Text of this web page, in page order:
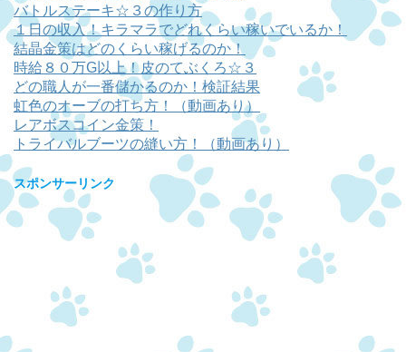
バトルステーキ☆３の作り方
１日の収入！キラマラでどれくらい稼いでいるか！
結晶金策はどのくらい稼げるのか！
時給８０万G以上！皮のてぶくろ☆３
どの職人が一番儲かるのか！検証結果
虹色のオーブの打ち方！（動画あり）
レアボスコイン金策！
トライバルブーツの縫い方！（動画あり）
スポンサーリンク